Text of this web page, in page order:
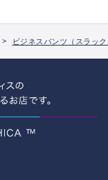
ビジネスパンツ（スラッ